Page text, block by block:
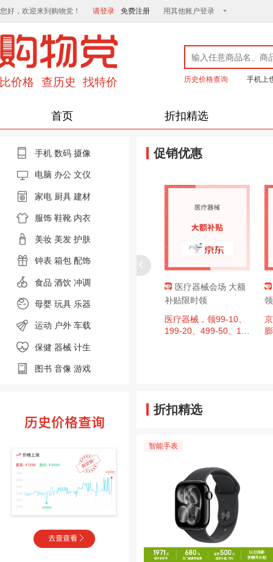
您好，欢迎来到购物党！ 请登录 免费注册 用其他账户登录
历史价格查询 手机上
首页 折扣精选
手机 数码 摄像
电脑 办公 文仪
家电 厨具 建材
服饰 鞋靴 内衣
美妆 美发 护肤
钟表 箱包 配饰
食品 酒饮 冲调
母婴 玩具 乐器
运动 户外 车载
保健 器械 计生
图书 音像 游戏
促销优惠
消费券，
高9折，单
今日必买：
肇庆消费券
区域补贴至
件补贴500
京东超市 黑色星期
五 领满200-20元优惠
周四20点：京东超市
黑色星期五 领满200-2
0元优惠券×3张（周四
20点可用）
医疗器械会场 大额
补贴限时领
医疗器械，领99-10、
199-20、499-50、14
折扣精选
智能手表